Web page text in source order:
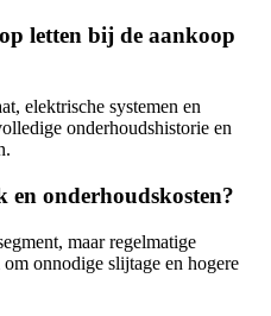
letten bij de aankoop
elektrische systemen en
onderhoudshistorie en
en onderhoudskosten?
maar regelmatige
onnodige slijtage en hogere